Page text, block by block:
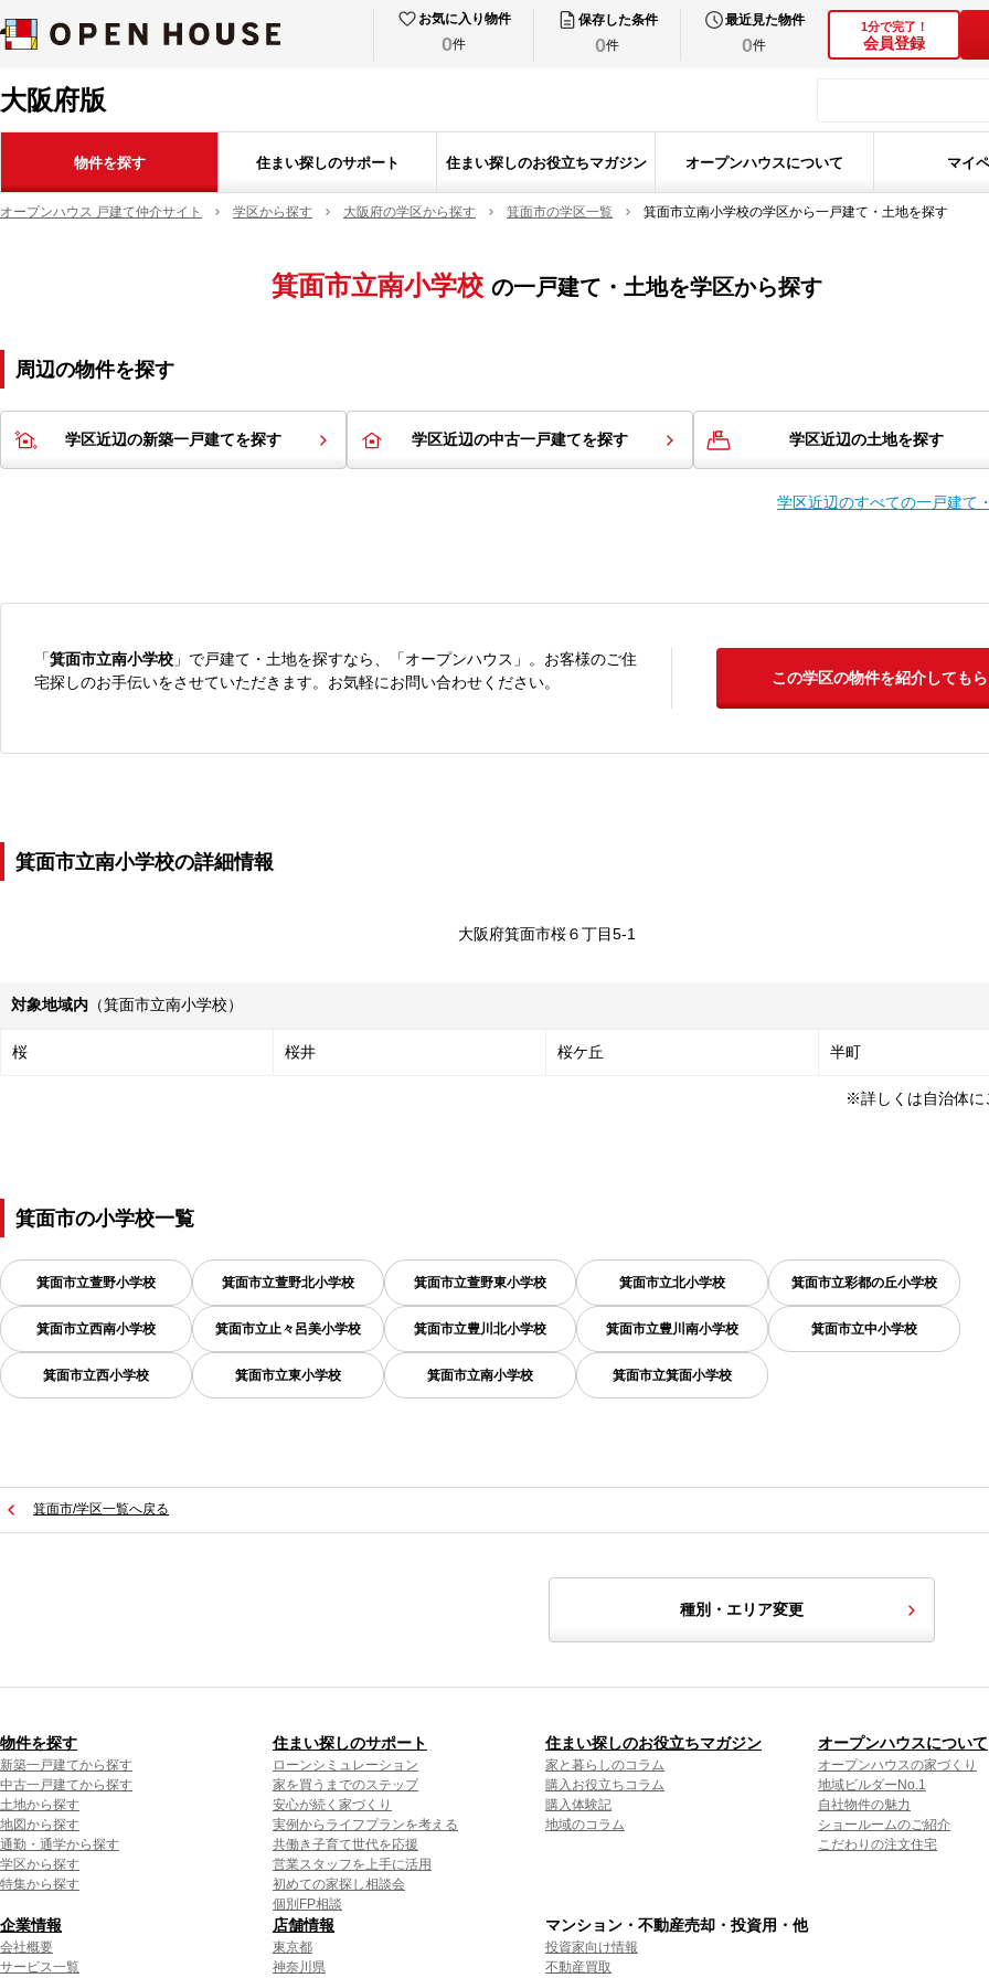
お気に入り物件
0件
保存した条件
0件
最近見た物件
0件
1分で完了！
会員登録
大阪府版
物件を探す 住まい探しのサポート 住まい探しのお役立ちマガジン オープンハウスについて マイ
オープンハウス 戸建て仲介サイト 学区から探す 大阪府の学区から探す 箕面市の学区一覧 箕面市立南小学校の学区から一戸建て・土地を探す
箕面市立南小学校 の一戸建て・土地を学区から探す
周辺の物件を探す
学区近辺の新築一戸建てを探す 学区近辺の中古一戸建てを探す 学区近辺の土地を探す
学区近辺のすべての一戸建て
「箕面市立南小学校 」で戸建て・土地を探すなら、「オープンハウス」。お客様のご住
宅探しのお手伝いをさせていただきます。お気軽にお問い合わせください。
この学区の物件を紹介してもら
箕面市立南小学校の詳細情報
大阪府箕面市桜６丁目5-1
対象地域内 （箕面市立南小学校）
桜 桜井 桜ケ丘 半町
※詳しくは自治体に
箕面市の小学校一覧
箕面市立萱野小学校 箕面市立萱野北小学校 箕面市立萱野東小学校 箕面市立北小学校 箕面市立彩都の丘小学校
箕面市立西南小学校 箕面市立止々呂美小学校 箕面市立豊川北小学校 箕面市立豊川南小学校 箕面市立中小学校
箕面市立西小学校 箕面市立東小学校 箕面市立南小学校 箕面市立箕面小学校
箕面市/学区一覧へ戻る
種別・エリア変更
物件を探す
新築一戸建てから探す
中古一戸建てから探す
土地から探す
地図から探す
通勤・通学から探す
学区から探す
特集から探す
住まい探しのサポート
ローンシミュレーション
家を買うまでのステップ
安心が続く家づくり
実例からライフプランを考える
共働き子育て世代を応援
営業スタッフを上手に活用
初めての家探し相談会
個別FP相談
住まい探しのお役立ちマガジン
家と暮らしのコラム
購入お役立ちコラム
購入体験記
地域のコラム
オープンハウスについて
オープンハウスの家づくり
地域ビルダーNo.1
自社物件の魅力
ショールームのご紹介
こだわりの注文住宅
企業情報
会社概要
サービス一覧
店舗情報
東京都
神奈川県
マンション・不動産売却・投資用・他
投資家向け情報
不動産買取